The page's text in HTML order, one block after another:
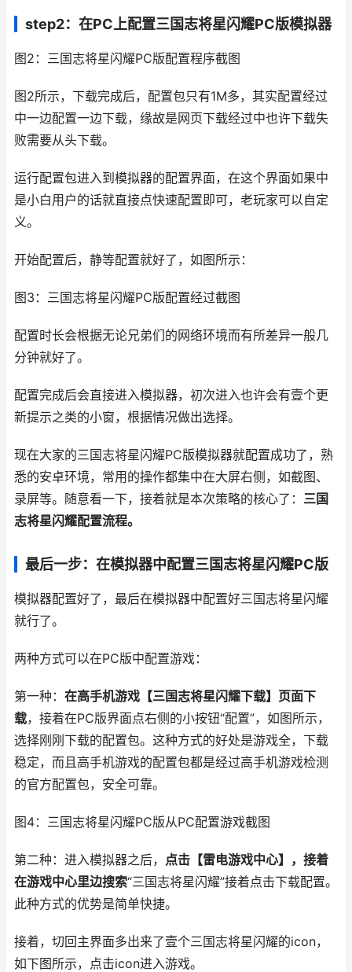
step2：在PC上配置三国志将星闪耀PC版模拟器
图2：三国志将星闪耀PC版配置程序截图
图2所示，下载完成后，配置包只有1M多，其实配置经过
中一边配置一边下载，缘故是网页下载经过中也许下载失
败需要从头下载。
运行配置包进入到模拟器的配置界面，在这个界面如果中
是小白用户的话就直接点快速配置即可，老玩家可以自定
义。
开始配置后，静等配置就好了，如图所示：
图3：三国志将星闪耀PC版配置经过截图
配置时长会根据无论兄弟们的网络环境而有所差异一般几
分钟就好了。
配置完成后会直接进入模拟器，初次进入也许会有壹个更
新提示之类的小窗，根据情况做出选择。
现在大家的三国志将星闪耀PC版模拟器就配置成功了，熟
悉的安卓环境，常用的操作都集中在大屏右侧，如截图、
录屏等。随意看一下，接着就是本次策略的核心了： 三国
志将星闪耀配置流程。
最后一步：在模拟器中配置三国志将星闪耀PC版
模拟器配置好了，最后在模拟器中配置好三国志将星闪耀
就行了。
两种方式可以在PC版中配置游戏：
第一种： 在高手机游戏【三国志将星闪耀下载】页面下
载，接着在PC版界面点右侧的小按钮“配置”，如图所示，
选择刚刚下载的配置包。这种方式的好处是游戏全，下载
稳定，而且高手机游戏的配置包都是经过高手机游戏检测
的官方配置包，安全可靠。
图4：三国志将星闪耀PC版从PC配置游戏截图
第二种：进入模拟器之后， 点击【雷电游戏中心】，接着
在游戏中心里边搜索“三国志将星闪耀”接着点击下载配置。
此种方式的优势是简单快捷。
接着，切回主界面多出来了壹个三国志将星闪耀的icon，
如下图所示，点击icon进入游戏。